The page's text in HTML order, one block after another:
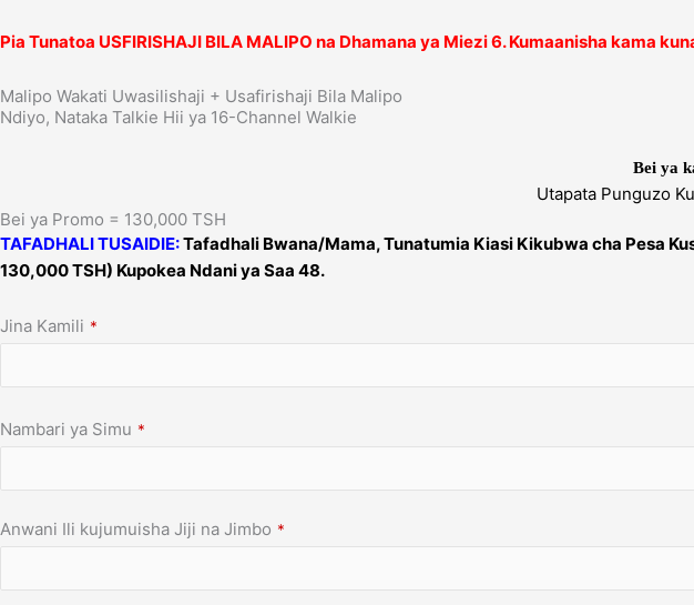
Pia Tunatoa USFIRISHAJI BILA MALIPO na Dhamana ya Miezi 6. Kumaanisha kama
Malipo Wakati Uwasilishaji + Usafirishaji Bila Malipo
Ndiyo, Nataka Talkie Hii ya 16-Channel Walkie
Bei ya
Utapata Punguzo
Bei ya Promo = 130,000 TSH
TAFADHALI TUSAIDIE:Tafadhali Bwana/Mama, Tunatumia Kiasi Kikubwa cha Pesa
130,000 TSH) Kupokea Ndani ya Saa 48.
Jina Kamili *
Nambari ya Simu *
Anwani Ili kujumuisha Jiji na Jimbo *